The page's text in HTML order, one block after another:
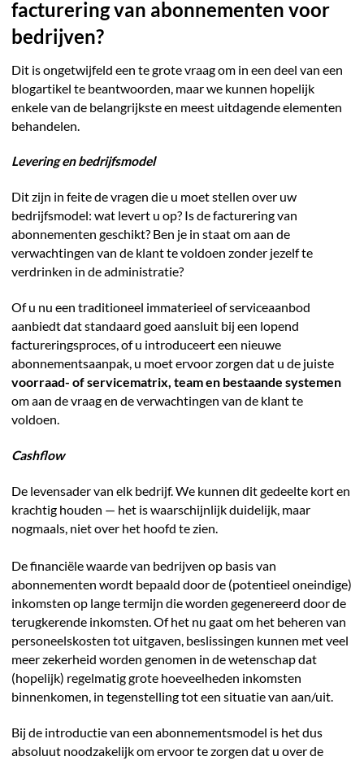
facturering van abonnementen voor
bedrijven?
Dit is ongetwijfeld een te grote vraag om in een deel van een
blogartikel te beantwoorden, maar we kunnen hopelijk
enkele van de belangrijkste en meest uitdagende elementen
behandelen.
Levering en bedrijfsmodel
Dit zijn in feite de vragen die u moet stellen over uw
bedrijfsmodel: wat levert u op? Is de facturering van
abonnementen geschikt? Ben je in staat om aan de
verwachtingen van de klant te voldoen zonder jezelf te
verdrinken in de administratie?
Of u nu een traditioneel immaterieel of serviceaanbod
aanbiedt dat standaard goed aansluit bij een lopend
factureringsproces, of u introduceert een nieuwe
abonnementsaanpak, u moet ervoor zorgen dat u de juiste
voorraad- of servicematrix, team en bestaande systemen
om aan de vraag en de verwachtingen van de klant te
voldoen.
Cashflow
De levensader van elk bedrijf. We kunnen dit gedeelte kort en
krachtig houden — het is waarschijnlijk duidelijk, maar
nogmaals, niet over het hoofd te zien.
De financiële waarde van bedrijven op basis van
abonnementen wordt bepaald door de (potentieel oneindige)
inkomsten op lange termijn die worden gegenereerd door de
terugkerende inkomsten. Of het nu gaat om het beheren van
personeelskosten tot uitgaven, beslissingen kunnen met veel
meer zekerheid worden genomen in de wetenschap dat
(hopelijk) regelmatig grote hoeveelheden inkomsten
binnenkomen, in tegenstelling tot een situatie van aan/uit.
Bij de introductie van een abonnementsmodel is het dus
absoluut noodzakelijk om ervoor te zorgen dat u over de